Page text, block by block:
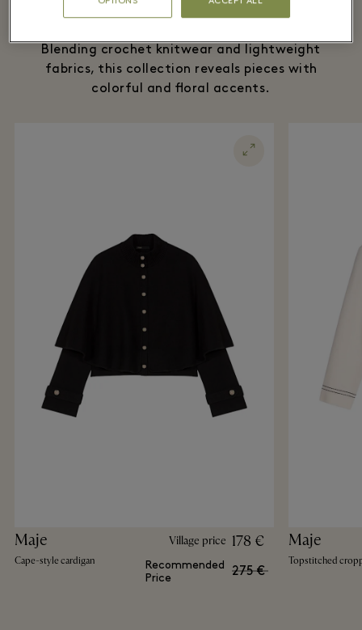
Blending crochet knitwear and lightweight
fabrics, this collection reveals pieces with
colorful and floral accents.
Maje
Cape-style cardigan
Village price 178 €
Recommended
Price
275 €
Maje
Topstitched